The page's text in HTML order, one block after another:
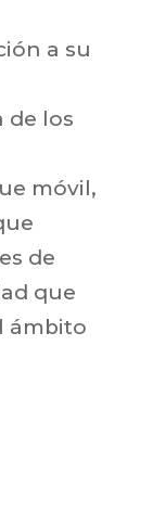
a su
de los
móvil,
de
que
ámbito